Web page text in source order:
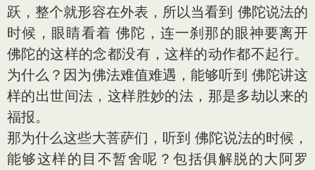
跃，整个就形容在外表，所以当看到 佛陀说法的
时候，眼睛看着 佛陀，连一刹那的眼神要离开
佛陀的这样的念都没有，这样的动作都不起行。
为什么？因为佛法难值难遇，能够听到 佛陀讲这
样的出世间法，这样胜妙的法，那是多劫以来的
福报。
那为什么这些大菩萨们，听到 佛陀说法的时候，
能够这样的目不暂舍呢？包括俱解脱的大阿罗